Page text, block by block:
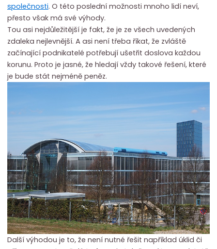
společnosti. O této poslední možnosti mnoho lidí neví,
přesto však má své výhody.
Tou asi nejdůležitější je fakt, že je ze všech uvedených
zdaleka nejlevnější. A asi není třeba říkat, že zvláště
začínající podnikatelé potřebují ušetřit doslova každou
korunu. Proto je jasné, že hledají vždy takové řešení, které
je bude stát nejméně peněz.
Další výhodou je to, že není nutné řešit například úklid či